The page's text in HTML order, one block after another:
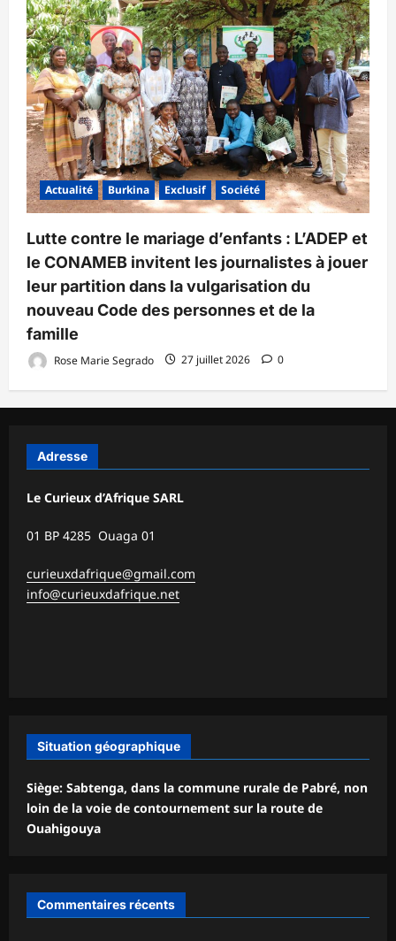
Actualité Burkina Exclusif Société
Lutte contre le mariage d’enfants : L’ADEP et
le CONAMEB invitent les journalistes à jouer
leur partition dans la vulgarisation du
nouveau Code des personnes et de la
famille
Rose Marie Segrado 27 juillet 2026 0
Adresse
Le Curieux d’Afrique SARL
01 BP 4285 Ouaga 01
curieuxdafrique@gmail.com
info@curieuxdafrique.net
Situation géographique
Siège: Sabtenga, dans la commune rurale de Pabré, non
loin de la voie de contournement sur la route de
Ouahigouya
Commentaires récents